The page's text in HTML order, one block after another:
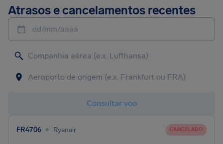
Atrasos e cancelamentos recentes
dd/mm/aaaa
Consultar voo
FR4706 • Ryanair CANCELADO